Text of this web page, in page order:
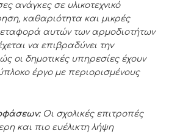
ανάγκες σε υλικοτεχνικό
καθαριότητα και μικρές
αυτών των αρμοδιοτήτων
να επιβραδύνει την
οι δημοτικές υπηρεσίες έχουν
έργο με περιορισμένους
Οι σχολικές επιτροπές
και πιο ευέλικτη λήψη